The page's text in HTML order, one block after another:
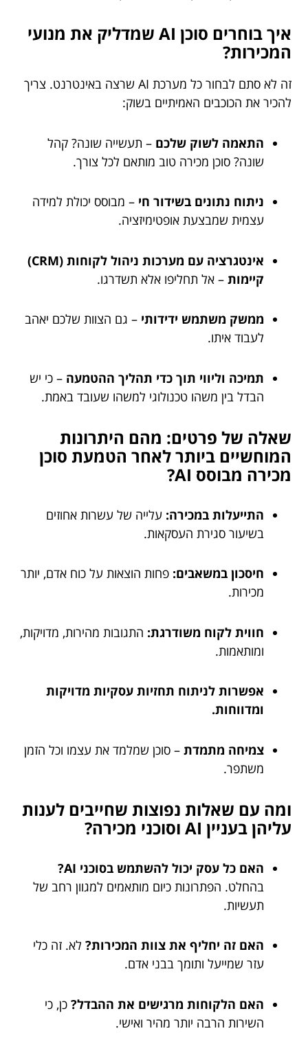
איך בוחרים סוכן AI שמדליק את מנועי
המכירות?
זה לא סתם לבחור כל מערכת AI שרצה באינטרנט. צריך
להכיר את הכוכבים האמיתיים בשוק:
התאמה לשוק שלכם – תעשייה שונה? קהל
שונה? סוכן מכירה טוב מותאם לכל צורך.
ניתוח נתונים בשידור חי – מבוסס יכולת למידה
עצמית שמבצעת אופטימיזציה.
אינטגרציה עם מערכות ניהול לקוחות (CRM)
קיימות – אל תחליפו אלא תשדרגו.
ממשק משתמש ידידותי – גם הצוות שלכם יאהב
לעבוד איתו.
תמיכה וליווי תוך כדי תהליך ההטמעה – כי יש
הבדל בין משהו טכנולוגי למשהו שעובד באמת.
שאלה של פרטים: מהם היתרונות
המוחשיים ביותר לאחר הטמעת סוכן
מכירה מבוסס AI?
התייעלות במכירה: עלייה של עשרות אחוזים
בשיעור סגירת העסקאות.
חיסכון במשאבים: פחות הוצאות על כוח אדם, יותר
מכירות.
חווית לקוח משודרגת: התגובות מהירות, מדויקות,
ומותאמות.
אפשרות לניתוח תחזיות עסקיות מדויקות
ומדווחות.
צמיחה מתמדת – סוכן שמלמד את עצמו וכל הזמן
משתפר.
ומה עם שאלות נפוצות שחייבים לענות
עליהן בעניין AI וסוכני מכירה?
האם כל עסק יכול להשתמש בסוכני AI?
בהחלט. הפתרונות כיום מותאמים למגוון רחב של
תעשיות.
האם זה יחליף את צוות המכירות? לא. זה כלי
עזר שמייעל ותומך בבני אדם.
האם הלקוחות מרגישים את ההבדל? כן, כי
השירות הרבה יותר מהיר ואישי.